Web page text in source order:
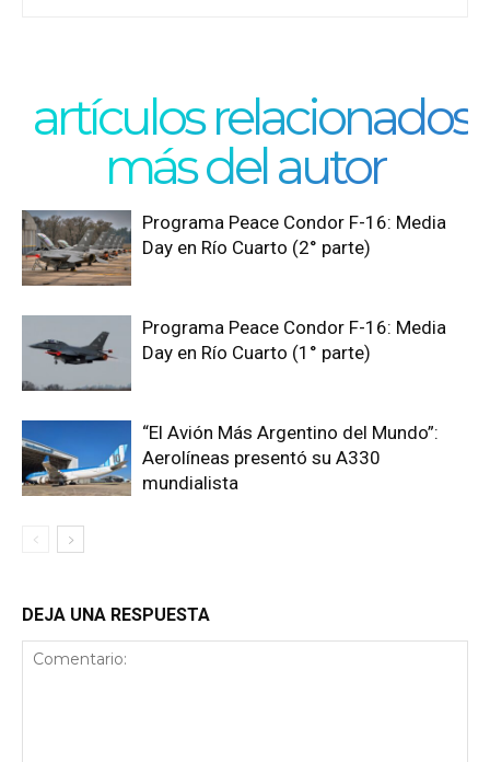
artículos relacionados
más del autor
Programa Peace Condor F-16: Media
Day en Río Cuarto (2° parte)
Programa Peace Condor F-16: Media
Day en Río Cuarto (1° parte)
“El Avión Más Argentino del Mundo”:
Aerolíneas presentó su A330
mundialista
DEJA UNA RESPUESTA